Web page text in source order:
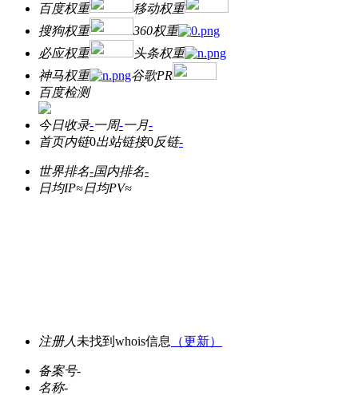
百度权重
移动权重
搜狗权重
360权重
必应权重
头条权重
神马权重
谷歌PR
百度检测
今日收录-一周-一月-
首页内链0出站链接0反链-
世界排名-国内排名-
日均IP≈日均PV≈
注册人 未找到whois信息 （更新）
备案号-
名称-